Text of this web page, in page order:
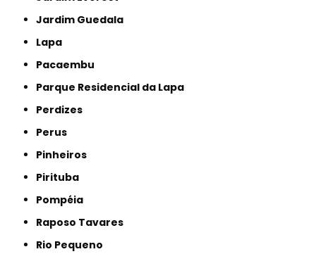
Jardim Guedala
Lapa
Pacaembu
Parque Residencial da Lapa
Perdizes
Perus
Pinheiros
Pirituba
Pompéia
Raposo Tavares
Rio Pequeno